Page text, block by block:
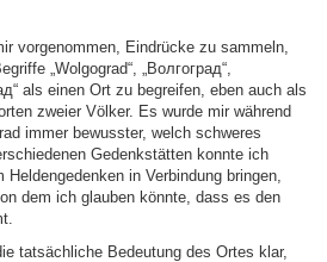
vorgenommen, Eindrücke zu sammeln,
„Wolgograd“, „Волгоград“,
als einen Ort zu begreifen, eben auch als
zweier Völker. Es wurde mir während
immer bewusster, welch schweres
Gedenkstätten konnte ich
in Verbindung bringen,
dem ich glauben könnte, dass es den
tatsächliche Bedeutung des Ortes klar,